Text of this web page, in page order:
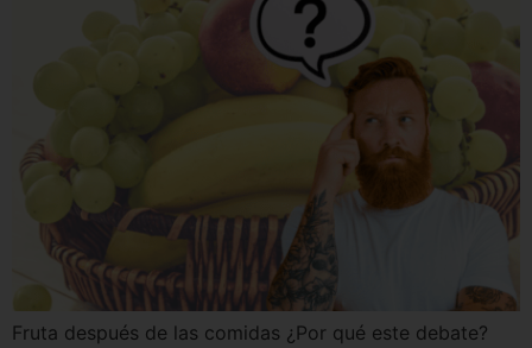
Fruta después de las comidas ¿Por qué este debate?